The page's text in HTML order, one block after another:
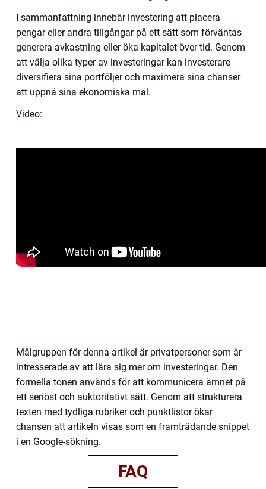
I sammanfattning innebär investering att placera
pengar eller andra tillgångar på ett sätt som förväntas
generera avkastning eller öka kapitalet över tid. Genom
att välja olika typer av investeringar kan investerare
diversifiera sina portföljer och maximera sina chanser
att uppnå sina ekonomiska mål.
Video:
Målgruppen för denna artikel är privatpersoner som är
intresserade av att lära sig mer om investeringar. Den
formella tonen används för att kommunicera ämnet på
ett seriöst och auktoritativt sätt. Genom att strukturera
texten med tydliga rubriker och punktlistor ökar
chansen att artikeln visas som en framträdande snippet
i en Google-sökning.
FAQ